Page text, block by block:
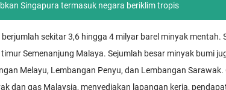
Singapura termasuk negara beriklim tropis
sekitar 3,6 hingga 4 milyar barel minyak mentah.
Semenanjung Malaya. Sejumlah besar minyak bumi
Melayu, Lembangan Penyu, dan Lembangan Sarawak.
dan gas Malaysia, menyediakan lapangan kerja,